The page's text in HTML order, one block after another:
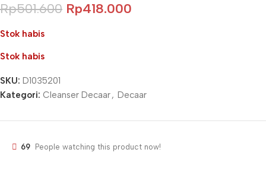
Rp501.600 Rp418.000
Stok habis
Stok habis
SKU: D1035201
Kategori: Cleanser Decaar, Decaar
69 People watching this product now!